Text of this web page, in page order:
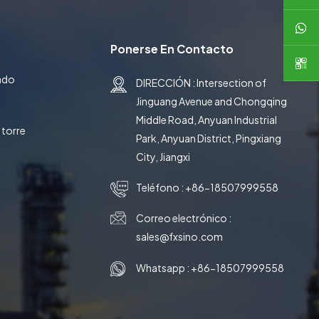
한국의
中文
torre
Ponerse En Contacto
DIRECCIÓN : Intersection of
Jinguang Avenue and Chongqing
Middle Road, Anyuan Industrial
Park, Anyuan District, Pingxiang
City, Jiangxi
Teléfono : +86-18507999558
Correo electrónico :
sales@fxsino.com
Whatsapp : +86-18507999558